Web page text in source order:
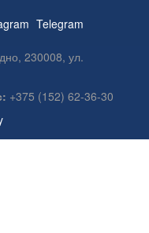
Telegram
230008, ул.
+375 (152) 62-36-30